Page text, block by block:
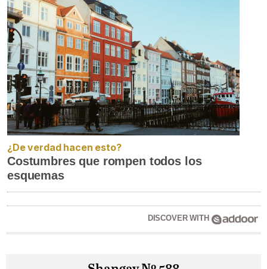
¿De verdad hacen esto?
Costumbres que rompen todos los
esquemas
DISCOVER WITH